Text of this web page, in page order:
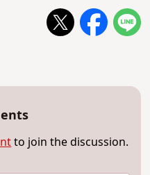
to join the discussion.